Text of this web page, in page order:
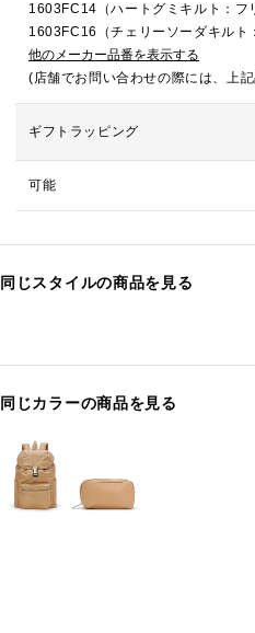
1603FC14（ハートグミキルト：フ
1603FC16（チェリーソーダキルト
他のメーカー品番を表示する
(店舗でお問い合わせの際には、上
ギフトラッピング
可能
同じスタイルの商品を見る
同じカラーの商品を見る